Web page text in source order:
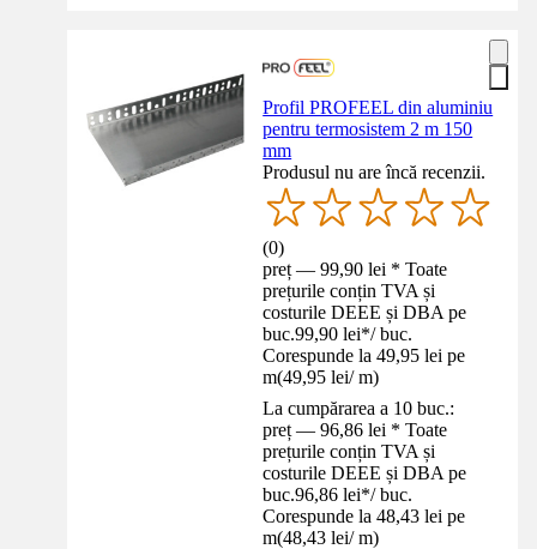
Profil PROFEEL din aluminiu
pentru termosistem 2 m 150
mm
Produsul nu are încă recenzii.
(0)
preț — 99,90 lei * Toate
prețurile conțin TVA și
costurile DEEE și DBA pe
buc.99,90 lei*/ buc.
Corespunde la 49,95 lei pe
m(49,95 lei/ m)
La cumpărarea a 10 buc.:
preț — 96,86 lei * Toate
prețurile conțin TVA și
costurile DEEE și DBA pe
buc.96,86 lei*/ buc.
Corespunde la 48,43 lei pe
m(48,43 lei/ m)